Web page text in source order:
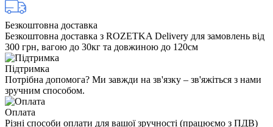
Безкоштовна доставка
Безкоштовна доставка з ROZETKA Delivery для замовлень від
300 грн, вагою до 30кг та довжиною до 120см
Підтримка
Потрібна допомога? Ми завжди на зв'язку – зв'яжіться з нами
зручним способом.
Оплата
Різні способи оплати для вашої зручності (працюємо з ПДВ)